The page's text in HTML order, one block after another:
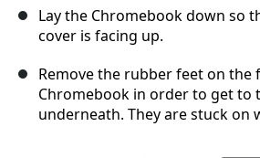
Lay the Chromebook down so
cover is facing up.
Remove the rubber feet on
Chromebook in order to get to
underneath. They are stuck on